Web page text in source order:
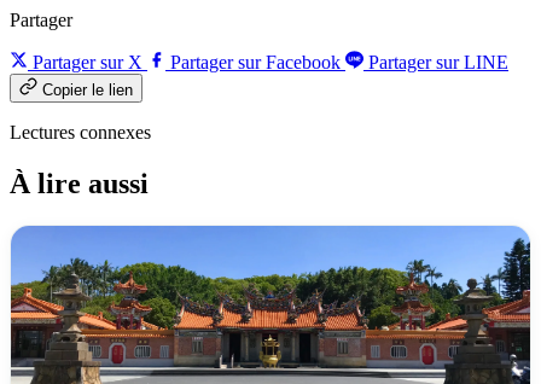
Partager
Partager sur X Partager sur Facebook Partager sur LINE
Copier le lien
Lectures connexes
À lire aussi